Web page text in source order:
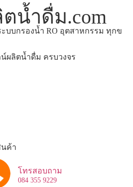
น้ำดื่ม.com
บบกรองน้ำ RO อุตสาหกรรม ทุกข
ผลิตน้ำดื่ม ครบวงจร
นค้า
โทรสอบถาม
084 355 9229